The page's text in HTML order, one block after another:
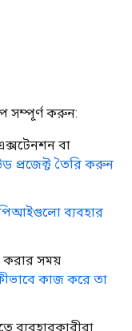
সম্পূর্ণ করুন:
বা
প্রজেক্ট তৈরি করুন
ব্যবহার
করার সময়
কাজ করে তা
ব্যবহারকারীরা